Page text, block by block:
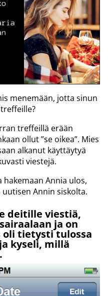
menemään, jotta sinun
treffeillä erään
ollut ”se oikea”. Mies
alkanut käyttäytyä
viestejä.
Annia ulos,
Annin siskolta.
deitille viestiä,
ja on
oli tietysti tulossa
kyseli, millä